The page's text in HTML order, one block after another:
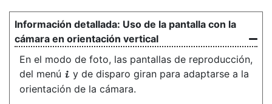
Uso de la pantalla con la
cámara en orientación vertical
En el modo de foto, las pantallas de reproducción,
del menú i y de disparo giran para adaptarse a la
orientación de la cámara.